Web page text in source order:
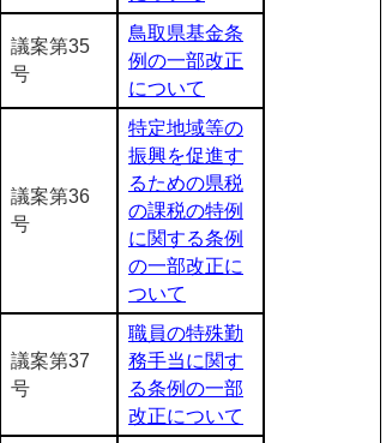
議案第35
号
鳥取県基金条
例の一部改正
について
議案第36
号
特定地域等の
振興を促進す
るための県税
の課税の特例
に関する条例
の一部改正に
ついて
議案第37
号
職員の特殊勤
務手当に関す
る条例の一部
改正について